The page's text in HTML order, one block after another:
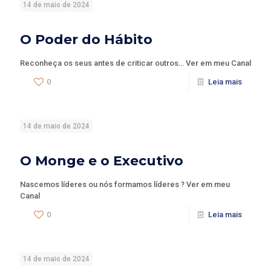
14 de maio de 2024
O Poder do Hábito
Reconheça os seus antes de criticar outros… Ver em meu Canal
0 Leia mais
14 de maio de 2024
O Monge e o Executivo
Nascemos líderes ou nós formamos líderes ? Ver em meu
Canal
0 Leia mais
14 de maio de 2024